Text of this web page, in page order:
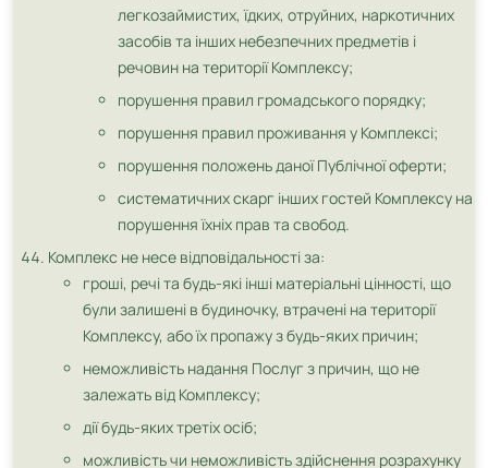
легкозаймистих, їдких, отруйних, наркотичних
засобів та інших небезпечних предметів і
речовин на території Комплексу;
порушення правил громадського порядку;
порушення правил проживання у Комплексі;
порушення положень даної Публічної оферти;
систематичних скарг інших гостей Комплексу на
порушення їхніх прав та свобод.
Комплекс не несе відповідальності за:
гроші, речі та будь-які інші матеріальні цінності, що
були залишені в будиночку, втрачені на території
Комплексу, або їх пропажу з будь-яких причин;
неможливість надання Послуг з причин, що не
залежать від Комплексу;
дії будь-яких третіх осіб;
можливість чи неможливість здійснення розрахунку